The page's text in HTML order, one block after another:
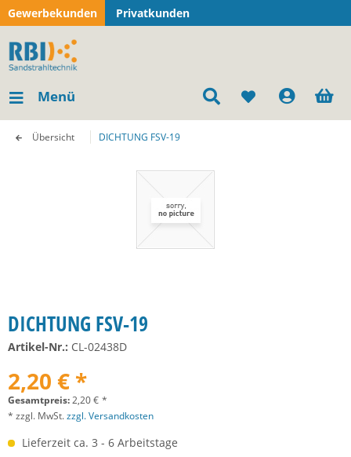
Gewerbekunden Privatkunden
Menü
Übersicht DICHTUNG FSV-19
DICHTUNG FSV-19
Artikel-Nr.: CL-02438D
2,20 € *
Gesamtpreis:2,20€ *
* zzgl. MwSt.zzgl. Versandkosten
Lieferzeit ca. 3 - 6 Arbeitstage